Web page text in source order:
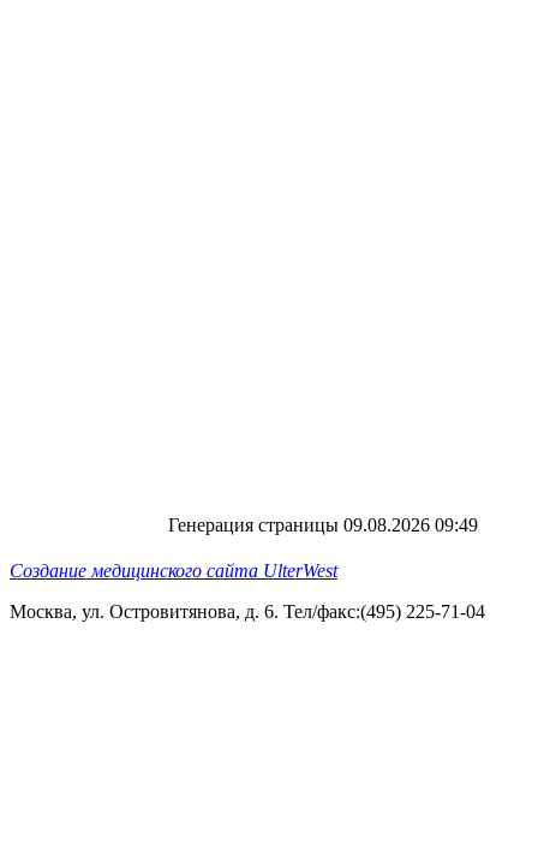
Генерация страницы 09.08.2026 09:49
Создание медицинского сайта UlterWest
Москва, ул. Островитянова, д. 6. Тел/факс:(495) 225-71-04